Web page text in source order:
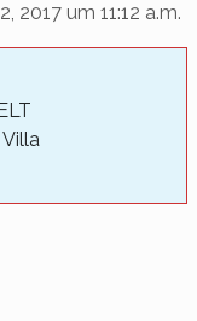
2017 um 11:12 a.m.